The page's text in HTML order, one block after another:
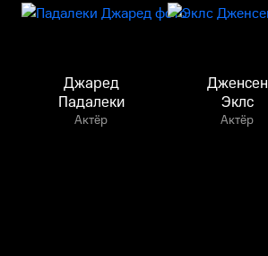
Джаред
Падалеки
Актёр
Дженсен
Эклс
Актёр